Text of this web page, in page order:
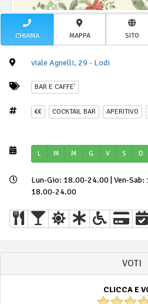
CHIAMA MAPPA SITO
viale Agnelli, 29 - Lodi
BAR E CAFFE'
€€ COCKTAIL BAR APERITIVO
L M M G V S D
Lun-Gio: 18.00-24.00 | Ven-
18.00-24.00
VOTI
CLICCA E